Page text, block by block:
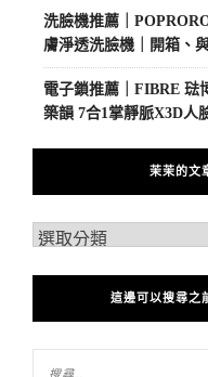
洗臉機推薦｜
膚淨透洗臉機｜開箱、
電子鎖推薦｜FIBRE 琺
築韻 7合1掌靜脈X3D人
茉茉的文
這邊可以搜尋之